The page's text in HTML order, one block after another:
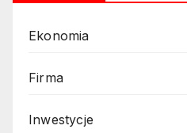
Ekonomia
Firma
Inwestycje